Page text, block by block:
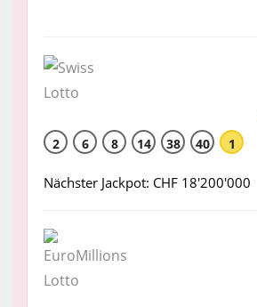
2 6 8 14 38 40 1
Nächster Jackpot: CHF 18'200'000